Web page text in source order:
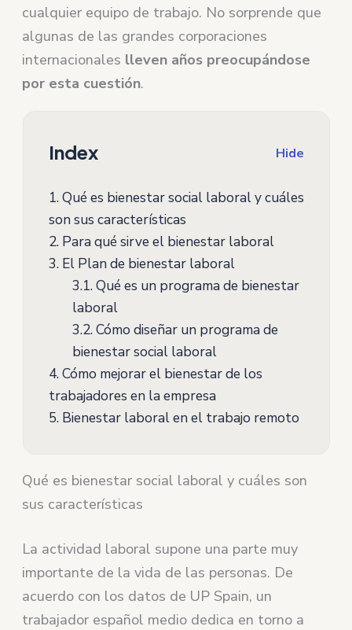
cualquier equipo de trabajo. No sorprende que
algunas de las grandes corporaciones
internacionales lleven años preocupándose
por esta cuestión.
Index Hide
1.Qué es bienestar social laboral y cuáles
son sus características
2.Para qué sirve el bienestar laboral
3.El Plan de bienestar laboral
3.1.Qué es un programa de bienestar
laboral
3.2.Cómo diseñar un programa de
bienestar social laboral
4.Cómo mejorar el bienestar de los
trabajadores en la empresa
5.Bienestar laboral en el trabajo remoto
Qué es bienestar social laboral y cuáles son
sus características
La actividad laboral supone una parte muy
importante de la vida de las personas. De
acuerdo con los datos de UP Spain, un
trabajador español medio dedica en torno a